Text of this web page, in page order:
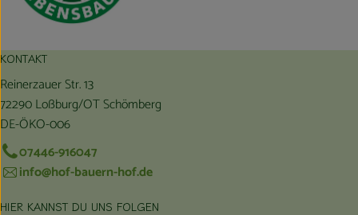
KONTAKT
Reinerzauer Str. 13
72290 Loßburg/OT Schömberg
DE-ÖKO-006
07446-916047
info@hof-bauern-hof.de
HIER KANNST DU UNS FOLGEN